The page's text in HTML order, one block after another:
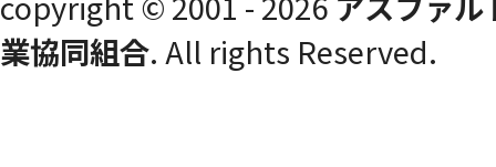
業協同組合. All rights Reserved.